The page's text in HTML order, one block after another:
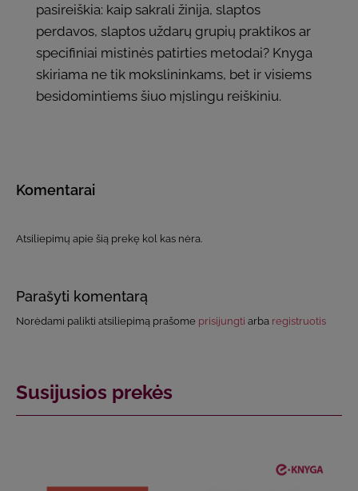
pasireiškia: kaip sakrali žinija, slaptos
perdavos, slaptos uždarų grupių praktikos ar
specifiniai mistinės patirties metodai? Knyga
skiriama ne tik mokslininkams, bet ir visiems
besidomintiems šiuo mįslingu reiškiniu.
Komentarai
Atsiliepimų apie šią prekę kol kas nėra.
Parašyti komentarą
Norėdami palikti atsiliepimą prašome prisijungti arba registruotis
Susijusios prekės